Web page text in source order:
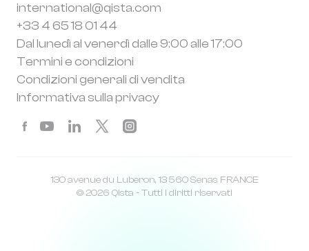
international@qista.com
+33 4 65 18 01 44
Dal lunedì al venerdì dalle 9:00 alle 17:00
Termini e condizioni
Condizioni generali di vendita
Informativa sulla privacy
130 avenue du Luberon, 13 560 Senas FRANCE
© 2026 Qista - Tutti i diritti riservati